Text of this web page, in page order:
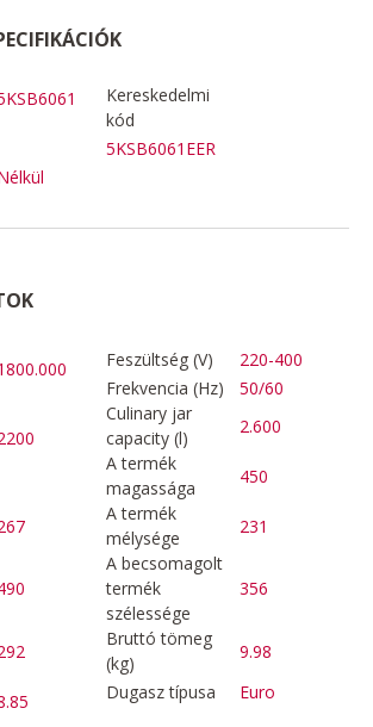
Kereskedelmi
kód
5KSB6061EER
Feszültség (V)
220-400
Frekvencia (Hz)
50/60
Culinary jar
capacity (l)
2.600
A termék
magassága
450
A termék
mélysége
231
A becsomagolt
termék
szélessége
356
Bruttó tömeg
(kg)
9.98
Dugasz típusa Euro